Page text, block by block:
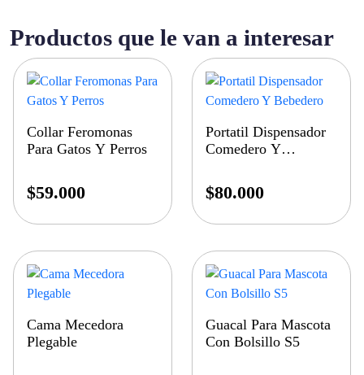
Productos que le van a interesar
Collar Feromonas
Para Gatos Y Perros
$59.000
Portatil Dispensador
Comedero Y
$80.000
Cama Mecedora
Plegable
Guacal Para Mascota
Con Bolsillo S5